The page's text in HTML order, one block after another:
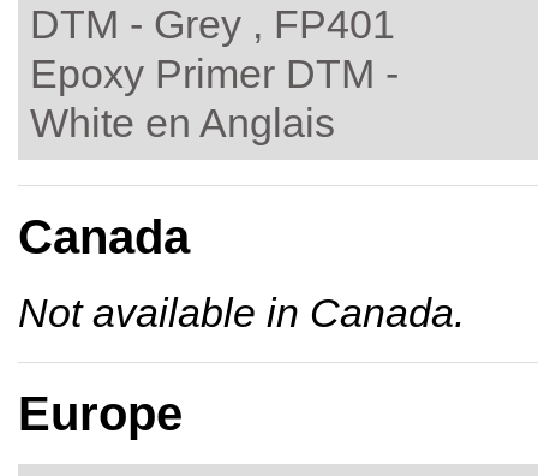
DTM - Grey , FP401
Epoxy Primer DTM -
White en Anglais
Canada
Not available in Canada.
Europe